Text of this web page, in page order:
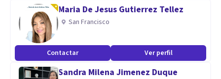
Maria De Jesus Gutierrez Tellez
San Francisco
Contactar Ver perfil
Sandra Milena Jimenez Duque